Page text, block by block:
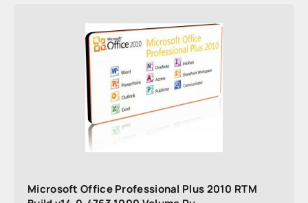
Microsoft Office Professional Plus 2010 RTM